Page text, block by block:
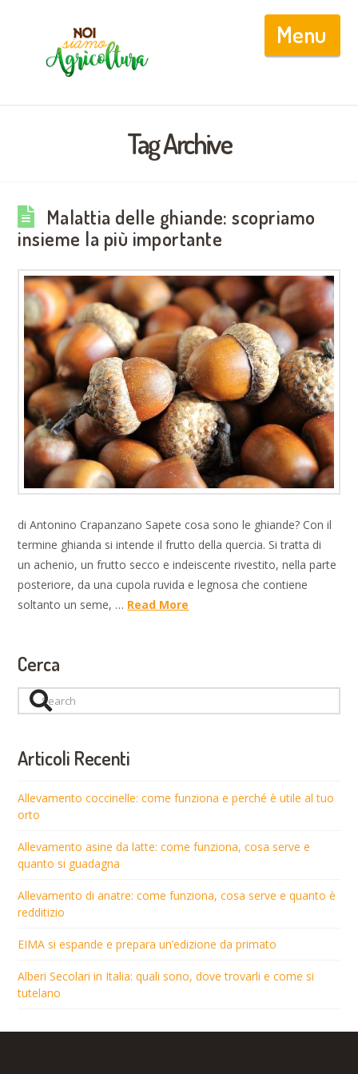
Tag Archive
Malattia delle ghiande: scopriamo
insieme la più importante
di Antonino Crapanzano Sapete cosa sono le ghiande? Con il
termine ghianda si intende il frutto della quercia. Si tratta di
un achenio, un frutto secco e indeiscente rivestito, nella parte
posteriore, da una cupola ruvida e legnosa che contiene
soltanto un seme, … Read More
Cerca
Search
Articoli Recenti
Allevamento coccinelle: come funziona e perché è utile al tuo
orto
Allevamento asine da latte: come funziona, cosa serve e
quanto si guadagna
Allevamento di anatre: come funziona, cosa serve e quanto è
redditizio
EIMA si espande e prepara un’edizione da primato
Alberi Secolari in Italia: quali sono, dove trovarli e come si
tutelano